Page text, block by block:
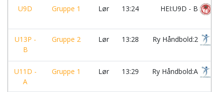
U9D Gruppe 1 Lør 13:24 HEI:U9D - B
U13P -
B
Gruppe 2 Lør 13:28 Ry Håndbold:2
U11D -
A
Gruppe 1 Lør 13:29 Ry Håndbold:A